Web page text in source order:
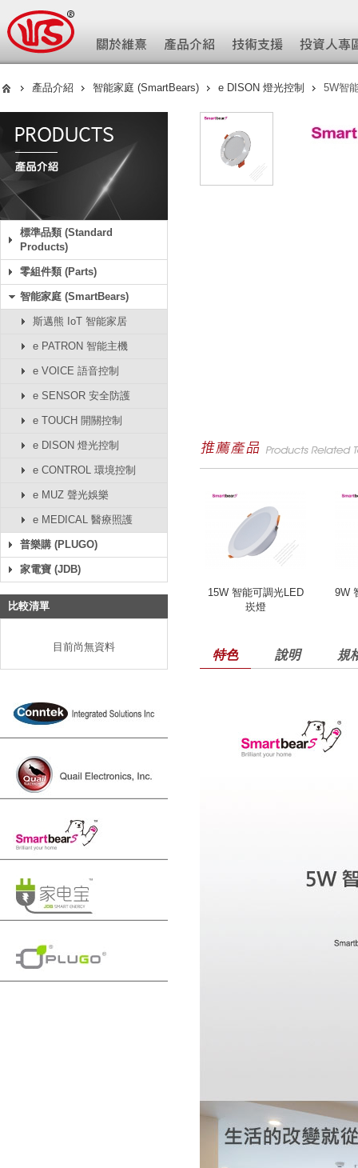
產品介紹 智能家庭 (SmartBears) e DISON 燈光控制 5W智
標準品類 (Standard
Products)
零組件類 (Parts)
智能家庭 (SmartBears)
斯邁熊 IoT 智能家居
e PATRON 智能主機
e VOICE 語音控制
e SENSOR 安全防護
e TOUCH 開關控制
e DISON 燈光控制
e CONTROL 環境控制
e MUZ 聲光娛樂
e MEDICAL 醫療照護
普樂購 (PLUGO)
家電寶 (JDB)
比較清單
目前尚無資料
15W 智能可調光LED
崁燈
9W
特色 說明 規